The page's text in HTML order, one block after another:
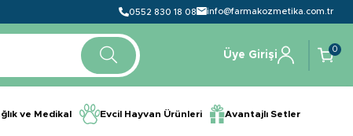
0552 830 18 08 info@farmakozmetika.com.tr
Üye Girişi
0
ve Medikal Evcil Hayvan Ürünleri Avantajlı Setler